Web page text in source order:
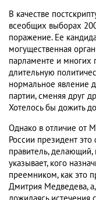
В качестве
всеобщих выборах
поражение. Ее
могущественная
парламенте и многих
длительную
нормальное явление
партии, сменяя друг
Хотелось бы дожить
Однако в отличие от
России президент это
правитель, делающий,
указывает, кого
преемником, как это
Дмитрия Медведева,